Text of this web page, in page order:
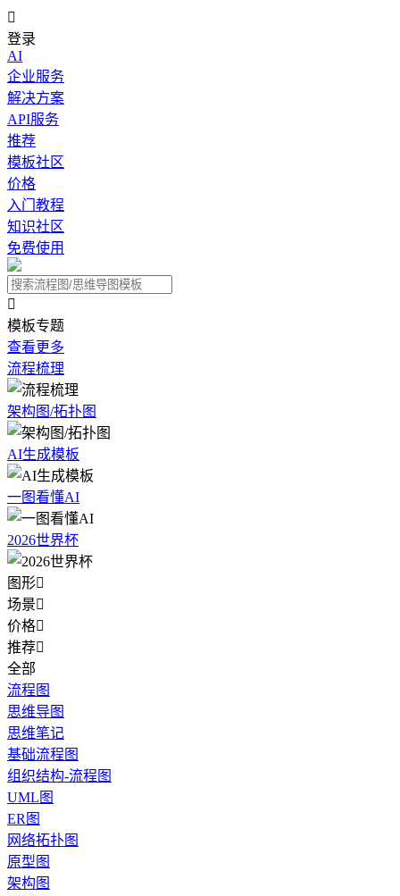

登录
AI
企业服务
解决方案
API服务
推荐
模板社区
价格
入门教程
知识社区
免费使用

模板专题
查看更多
流程梳理
架构图/拓扑图
AI生成模板
一图看懂AI
2026世界杯
图形
场景
价格
推荐
全部
流程图
思维导图
思维笔记
基础流程图
组织结构-流程图
UML图
ER图
网络拓扑图
原型图
架构图